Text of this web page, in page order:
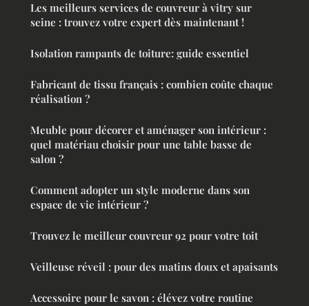
Les meilleurs services de couvreur à vitry sur
seine : trouvez votre expert dès maintenant !
Isolation rampants de toiture: guide essentiel
Fabricant de tissu français : combien coûte chaque
réalisation ?
Meuble pour décorer et aménager son intérieur :
quel matériau choisir pour une table basse de
salon ?
Comment adopter un style moderne dans son
espace de vie intérieur ?
Trouvez le meilleur couvreur 92 pour votre toit
Veilleuse réveil : pour des matins doux et apaisants
Accessoire pour le savon : élévez votre routine